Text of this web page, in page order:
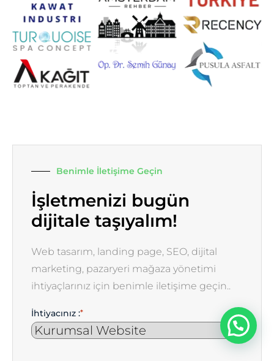
Benimle İletişime Geçin
İşletmenizi bugün
dijitale taşıyalım!
Web tasarım, landing page, SEO, dijital
marketing, pazaryeri mağaza yönetimi
ihtiyaçlarınız için benimle iletişime geçin..
İhtiyacınız :*